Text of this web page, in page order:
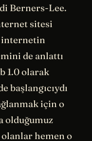
Berners-Lee.
sitesi
internetin
de anlattı
1.0 olarak
başlangıcıydı
için o
olduğumuz
hemen o